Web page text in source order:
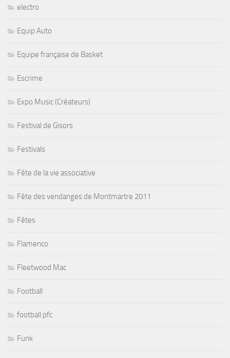
electro
Equip Auto
Equipe française de Basket
Escrime
Expo Music (Créateurs)
Festival de Gisors
Festivals
Fête de la vie associative
Fête des vendanges de Montmartre 2011
Fêtes
Flamenco
Fleetwood Mac
Football
football pfc
Funk